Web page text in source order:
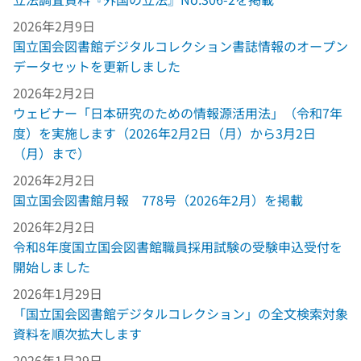
2026年2月9日
国立国会図書館デジタルコレクション書誌情報のオープン
データセットを更新しました
2026年2月2日
ウェビナー「日本研究のための情報源活用法」（令和7年
度）を実施します（2026年2月2日（月）から3月2日
（月）まで）
2026年2月2日
国立国会図書館月報 778号（2026年2月）を掲載
2026年2月2日
令和8年度国立国会図書館職員採用試験の受験申込受付を
開始しました
2026年1月29日
「国立国会図書館デジタルコレクション」の全文検索対象
資料を順次拡大します